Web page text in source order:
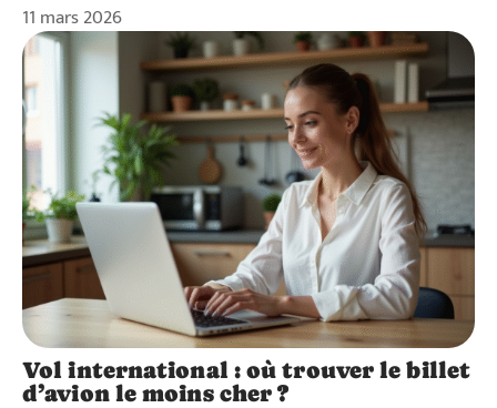
11 mars 2026
Vol international : où trouver le billet
d’avion le moins cher ?